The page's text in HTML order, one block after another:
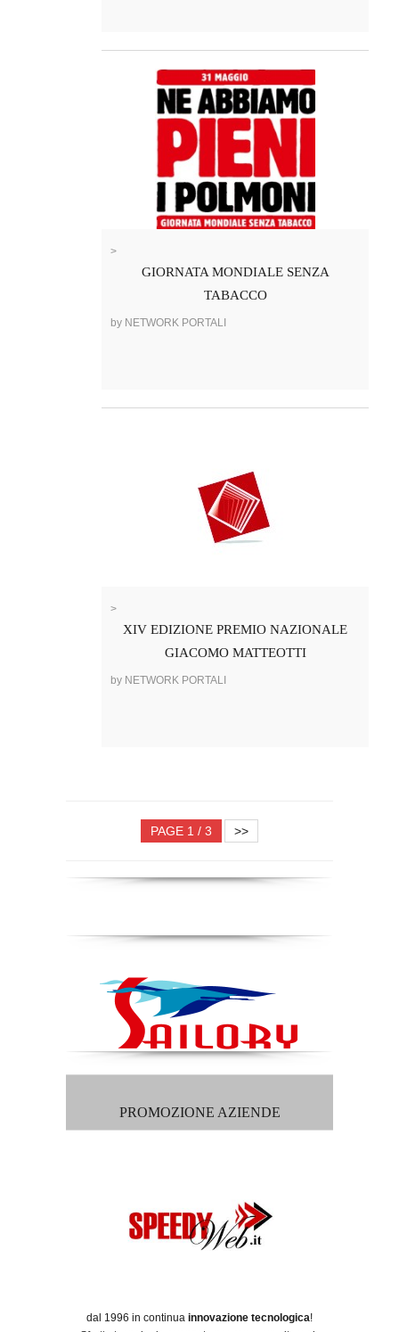
>
GIORNATA MONDIALE SENZA
TABACCO
by NETWORK PORTALI
>
XIV EDIZIONE PREMIO NAZIONALE
GIACOMO MATTEOTTI
by NETWORK PORTALI
PAGE 1 / 3 >>
PROMOZIONE AZIENDE
dal 1996 in continua innovazione tecnologica!